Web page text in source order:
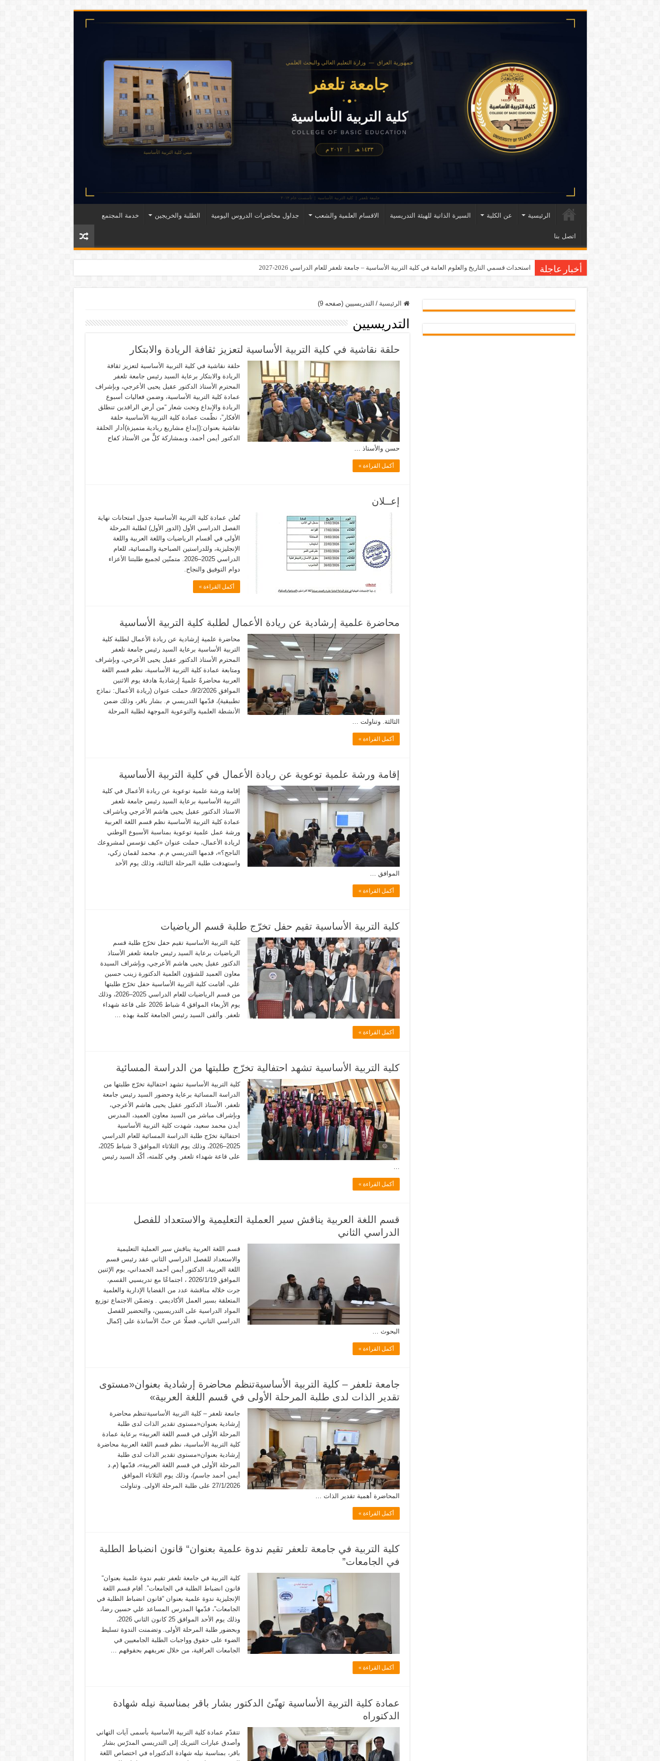
الرئيسية عن الكلية السيرة الذاتية للهيئة التدريسية الاقسام العلمية والشعب جداول محاضرات الدروس اليومية الطلبة والخريجين خدمة المجتمع
اتصل بنا
أخبار عاجلة استحداث قسمي التاريخ والعلوم العامة في كلية التربية الأساسية – جامعة تلعفر للعام الدراسي 2026-2027
الرئيسية / التدريسيين (صفحه 9)
التدريسيين
حلقة نقاشية في كلية التربية الأساسية لتعزيز ثقافة الريادة والابتكار
حلقة نقاشية في كلية التربية الأساسية لتعزيز ثقافة
الريادة والابتكار برعاية السيد رئيس جامعة تلعفر
المحترم الأستاذ الدكتور عقيل يحيى الأعرجي، وبإشراف
عمادة كلية التربية الأساسية، وضمن فعاليات أسبوع
الريادة والإبداع وتحت شعار “من أرض الرافدين تنطلق
الأفكار”، نظّمت عمادة كلية التربية الأساسية حلقة
نقاشية بعنوان:(إبداع مشاريع ريادية متميزة)أدار الحلقة
الدكتور أيمن أحمد، وبمشاركة كلٍّ من الأستاذ كفاح
حسن والأستاذ …
أكمل القراءة »
إعــلان
تُعلن عمادة كلية التربية الأساسية جدول امتحانات نهاية
الفصل الدراسي الأول (الدور الأول) لطلبة المرحلة
الأولى في أقسام الرياضيات واللغة العربية واللغة
الإنجليزية، وللدراستين الصباحية والمسائية، للعام
الدراسي 2025–2026. متمنّين لجميع طلبتنا الأعزاء
دوام التوفيق والنجاح.
أكمل القراءة »
محاضرة علمية إرشادية عن ريادة الأعمال لطلبة كلية التربية الأساسية
محاضرة علمية إرشادية عن ريادة الأعمال لطلبة كلية
التربية الأساسية برعاية السيد رئيس جامعة تلعفر
المحترم الأستاذ الدكتور عقيل يحيى الأعرجي، وبإشراف
ومتابعة عمادة كلية التربية الأساسية، نظم قسم اللغة
العربية محاضرةً علميةً إرشاديةً هادفة يوم الاثنين
الموافق 9/2/2026، حملت عنوان (ريادة الأعمال: نماذج
تطبيقية)، قدّمها التدريسي م. بشار باقر، وذلك ضمن
الأنشطة العلمية والتوعوية الموجهة لطلبة المرحلة
الثالثة. وتناولت …
أكمل القراءة »
إقامة ورشة علمية توعوية عن ريادة الأعمال في كلية التربية الأساسية
إقامة ورشة علمية توعوية عن ريادة الأعمال في كلية
التربية الأساسية برعاية السيد رئيس جامعة تلعفر
الاستاذ الدكتور عقيل يحيى هاشم الأعرجي وباشراف
عمادة كلية التربية الأساسية نظم قسم اللغة العربية
ورشة عمل علمية توعوية بمناسبة الأسبوع الوطني
لريادة الأعمال، حملت عنوان «كيف تؤسس لمشروعك
الناجح؟»، قدمها التدريسي م.م. محمد لقمان زكي،
واستهدفت طلبة المرحلة الثالثة، وذلك يوم الأحد
الموافق …
أكمل القراءة »
كلية التربية الأساسية تقيم حفل تخرّج طلبة قسم الرياضيات
كلية التربية الأساسية تقيم حفل تخرّج طلبة قسم
الرياضيات برعاية السيد رئيس جامعة تلعفر الأستاذ
الدكتور عقيل يحيى هاشم الأعرجي، وبإشراف السيدة
معاون العميد للشؤون العلمية الدكتورة زينب حسين
علي، أقامت كلية التربية الأساسية حفل تخرّج طلبتها
من قسم الرياضيات للعام الدراسي 2025–2026، وذلك
يوم الأربعاء الموافق 4 شباط 2026 على قاعة شهداء
تلعفر. وألقى السيد رئيس الجامعة كلمة بهذه …
أكمل القراءة »
كلية التربية الأساسية تشهد احتفالية تخرّج طلبتها من الدراسة المسائية
كلية التربية الأساسية تشهد احتفالية تخرّج طلبتها من
الدراسة المسائية برعاية وحضور السيد رئيس جامعة
تلعفر، الأستاذ الدكتور عقيل يحيى هاشم الأعرجي،
وبإشراف مباشر من السيد معاون العميد، المدرس
أيدن محمد سعيد، شهدت كلية التربية الأساسية
احتفالية تخرّج طلبة الدراسة المسائية للعام الدراسي
2025–2026، وذلك يوم الثلاثاء الموافق 3 شباط 2025،
على قاعة شهداء تلعفر. وفي كلمته، أكّد السيد رئيس
أكمل القراءة »
قسم اللغة العربية يناقش سير العملية التعليمية والاستعداد للفصل
الدراسي الثاني
قسم اللغة العربية يناقش سير العملية التعليمية
والاستعداد للفصل الدراسي الثاني عقد رئيس قسم
اللغة العربية، الدكتور أيمن أحمد الحمداني، يوم الإثنين
الموافق 2026/1/19 ، اجتماعًا مع تدريسيي القسم،
جرت خلاله مناقشة عدد من القضايا الإدارية والعلمية
المتعلقة بسير العمل الأكاديمي . وتضمّن الاجتماع توزيع
المواد الدراسية على التدريسيين، والتحضير للفصل
الدراسي الثاني، فضلًا عن حثّ الأساتذة على إكمال
البحوث …
أكمل القراءة »
جامعة تلعفر – كلية التربية الأساسيةتنظم محاضرة إرشادية بعنوان«مستوى
تقدير الذات لدى طلبة المرحلة الأولى في قسم اللغة العربية»
جامعة تلعفر – كلية التربية الأساسيةتنظم محاضرة
إرشادية بعنوان«مستوى تقدير الذات لدى طلبة
المرحلة الأولى في قسم اللغة العربية» برعاية عمادة
كلية التربية الأساسية، نظم قسم اللغة العربية محاضرة
إرشادية بعنوان«مستوى تقدير الذات لدى طلبة
المرحلة الأولى في قسم اللغة العربية»، قدّمها (م.د
أيمن أحمد جاسم)، وذلك يوم الثلاثاء الموافق
27/1/2026 على طلبة المرحلة الاولى. وتناولت
المحاضرة أهمية تقدير الذات …
أكمل القراءة »
كلية التربية في جامعة تلعفر تقيم ندوة علمية بعنوان“ قانون انضباط الطلبة
في الجامعات”
كلية التربية في جامعة تلعفر تقيم ندوة علمية بعنوان“
قانون انضباط الطلبة في الجامعات”. أقام قسم اللغة
الإنجليزية ندوة علمية بعنوان “قانون انضباط الطلبة في
الجامعات”، قدّمها المدرس المساعد علي حسين رضا،
وذلك يوم الأحد الموافق 25 كانون الثاني 2026،
وبحضور طلبة المرحلة الأولى. وتضمنت الندوة تسليط
الضوء على حقوق وواجبات الطلبة الجامعيين في
الجامعات العراقية، من خلال تعريفهم بحقوقهم …
أكمل القراءة »
عمادة كلية التربية الأساسية تهنّئ الدكتور بشار باقر بمناسبة نيله شهادة
الدكتوراه
تتقدّم عمادة كلية التربية الأساسية بأسمى آيات التهاني
وأصدق عبارات التبريك إلى التدريسي المدرّس بشار
باقر، بمناسبة نيله شهادة الدكتوراه في اختصاص اللغة